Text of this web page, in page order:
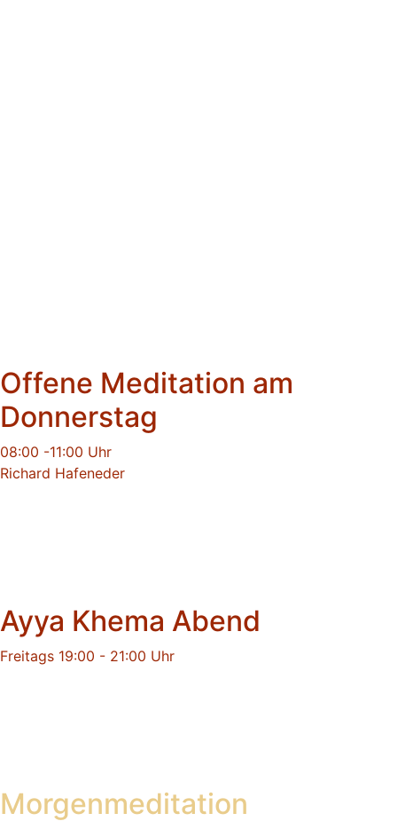
Offene Meditation am
Donnerstag
08:00 -11:00 Uhr
Richard Hafeneder
Ayya Khema Abend
Freitags 19:00 - 21:00 Uhr
Morgenmeditation